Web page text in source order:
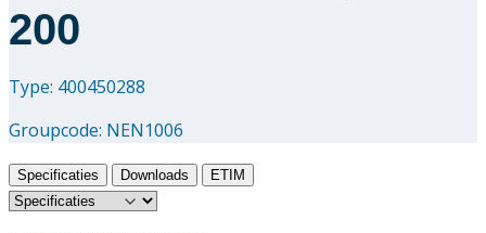
200
Type: 400450288
Groupcode: NEN1006
Specificaties Downloads ETIM